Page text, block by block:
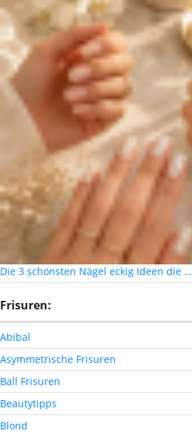
Die 3 schönsten Nägel eckig Ideen die …
Frisuren:
Abibal
Asymmetrische Frisuren
Ball Frisuren
Beautytipps
Blond